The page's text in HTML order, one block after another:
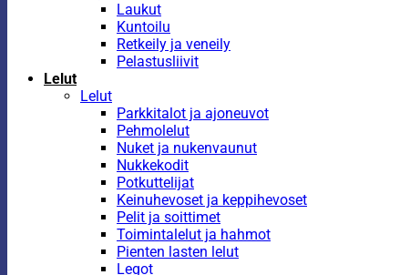
Laukut
Kuntoilu
Retkeily ja veneily
Pelastusliivit
Lelut
Lelut
Parkkitalot ja ajoneuvot
Pehmolelut
Nuket ja nukenvaunut
Nukkekodit
Potkuttelijat
Keinuhevoset ja keppihevoset
Pelit ja soittimet
Toimintalelut ja hahmot
Pienten lasten lelut
Legot